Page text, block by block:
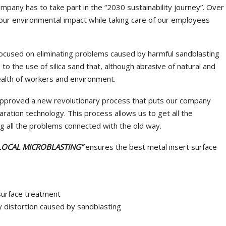
has to take part in the “2030 sustainability journey”. Over
environmental impact while taking care of our employees
on eliminating problems caused by harmful sandblasting
the use of silica sand that, although abrasive of natural and
of workers and environment.
a new revolutionary process that puts our company
technology. This process allows us to get all the
all the problems connected with the old way.
MICROBLASTING”ensures the best metal insert surface
treatment
distortion caused by sandblasting